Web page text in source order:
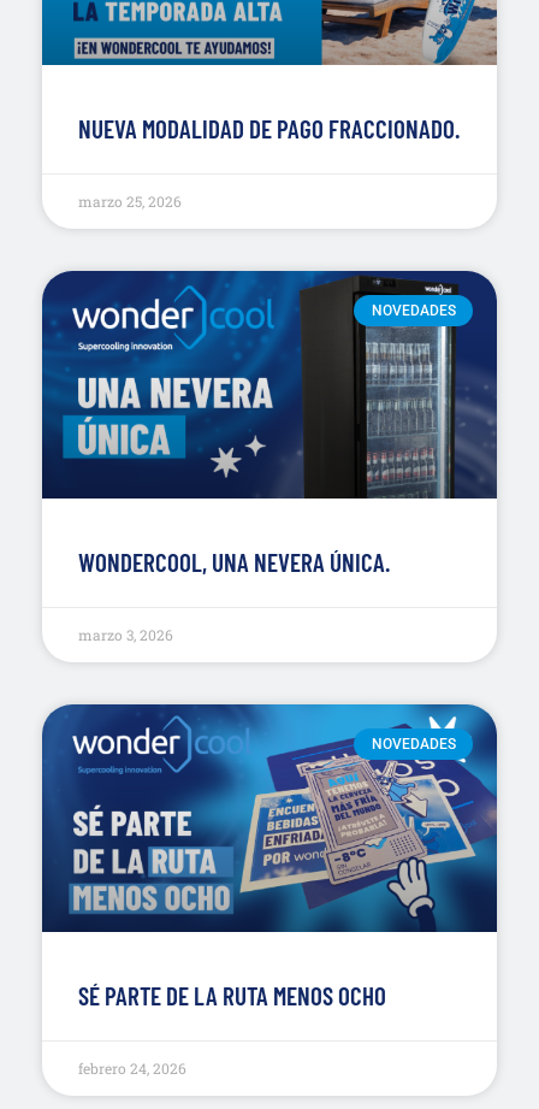
NUEVA MODALIDAD DE PAGO FRACCIONADO.
marzo 25, 2026
NOVEDADES
WONDERCOOL, UNA NEVERA ÚNICA.
marzo 3, 2026
NOVEDADES
SÉ PARTE DE LA RUTA MENOS OCHO
febrero 24, 2026